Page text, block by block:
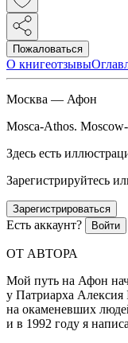
Пожаловаться
О книгеотзывы
Москва — Афон
Mosca-Athos.
Здесь есть
Зарегистрируйтесь
Зарегистрироваться
Есть аккаунт? Войти
ОТ АВТОРА
Мой путь на Афон
у Патриарха
на окаменевших
и в 1992 году я